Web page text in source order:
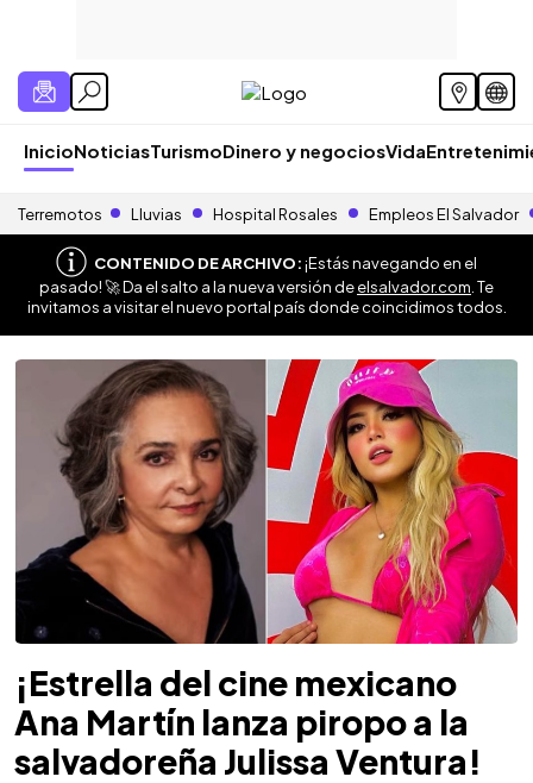
InicioNoticiasTurismoDinero y negociosVida
Terremotos Lluvias Hospital Rosales Empleos El Salvador
CONTENIDO DE ARCHIVO:¡Estás navegando en el
pasado! 🚀 Da el salto a la nueva versión deelsalvador.com . Te
invitamos a visitar el nuevo portal país donde coincidimos todos.
¡Estrella del cine mexicano
Ana Martín lanza piropo a la
salvadoreña Julissa Ventura!